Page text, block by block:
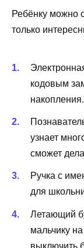
Ребёнку можно
только
кодовым
накопления.
узнает
сможет
Ручка с
для
Летающий
мальчику
выключить